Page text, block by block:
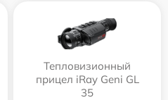
Тепловизионный
прицел iRay Geni GL
35